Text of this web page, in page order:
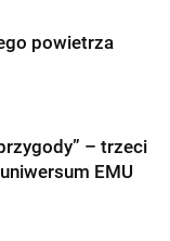
powietrza
– trzeci
EMU